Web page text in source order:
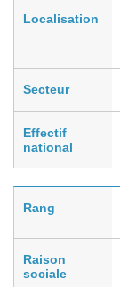
Localisation
Secteur
Effectif
national
Rang
Raison
sociale